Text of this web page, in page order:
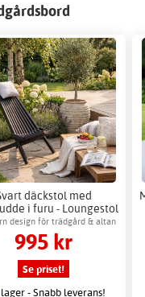
däckstol med
i furu - Loungestol
för uteplats
design för trädgård & altan
995 kr
Se priset!
- Snabb leverans!